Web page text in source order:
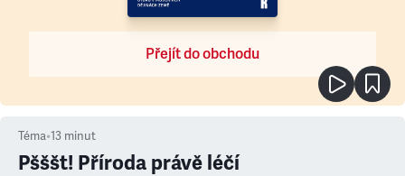
Přejít do obchodu
Téma•13 minut
Pšššt! Příroda právě léčí